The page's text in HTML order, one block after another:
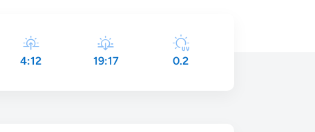
4:12 19:17 0.2